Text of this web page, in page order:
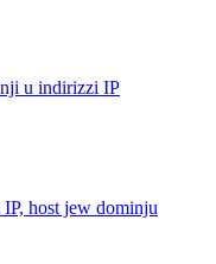
u indirizzi IP
host jew dominju